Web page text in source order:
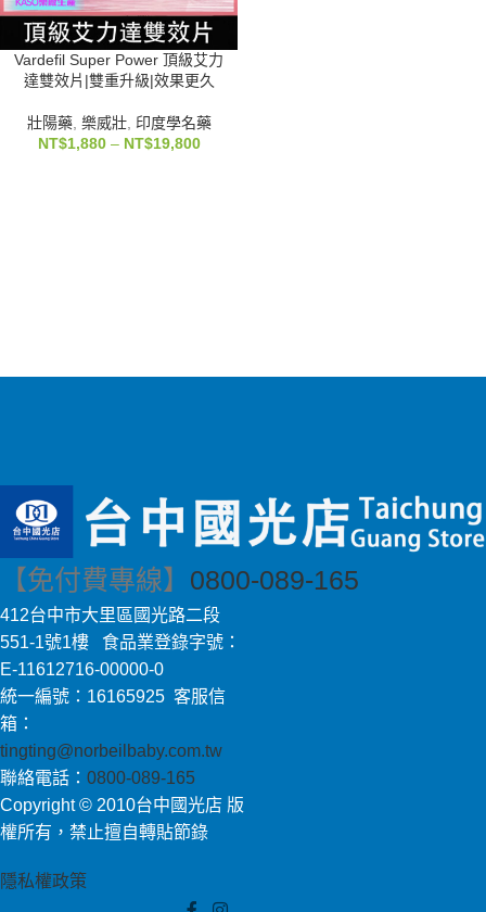
Vardefil Super Power 頂級艾力
達雙效片|雙重升級|效果更久
壯陽藥, 樂威壯, 印度學名藥
NT$1,880 – NT$19,800
【免付費專線】 0800-089-165
412台中市大里區國光路二段
551-1號1樓 食品業登錄字號：
E-11612716-00000-0
統一編號：16165925 客服信
箱：
tingting@norbeilbaby.com.tw
聯絡電話： 0800-089-165
Copyright © 2010台中國光店 版
權所有，禁止擅自轉貼節錄
隱私權政策